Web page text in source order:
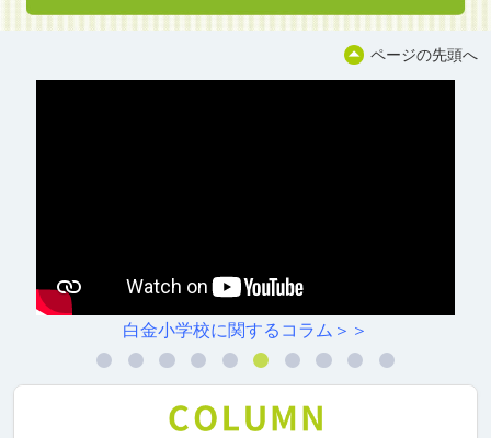
ページの先頭へ
村雲小学校に関す